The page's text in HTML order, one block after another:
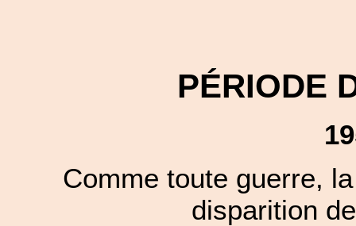
PÉRIODE
Comme toute guerre,
disparition